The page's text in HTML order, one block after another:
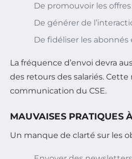
De promouvoir les
De générer de
De fidéliser les
La fréquence d’envoi devra
des retours des salariés.
communication du CSE.
MAUVAISES PRATIQUES
Un manque de clarté sur les